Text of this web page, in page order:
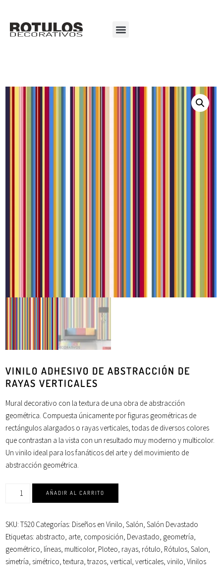
VINILO ADHESIVO DE ABSTRACCIÓN DE
RAYAS VERTICALES
Mural decorativo con latextura de una obra de abstracción
geométrica. Compuesta únicamente por figuras geométricas de
rectángulos alargados o rayasverticales, todas de diversos colores
que contrastan a la vista con un resultado muy moderno y multicolor.
Un vinilo ideal para los fanáticos del artey del movimiento de
abstracción geométrica.
AÑADIR AL CARRITO
SKU:T520 Categorías: Diseños en Vinilo,Salón,Salón Devastado
Etiquetas: abstracto, arte, composición, Devastado, geometría,
geométrico, líneas, multicolor, Ploteo, rayas, rótulo, Rótulos,Salon,
simetría, simétrico,textura,trazos,vertical,verticales,vinilo,Vinilos